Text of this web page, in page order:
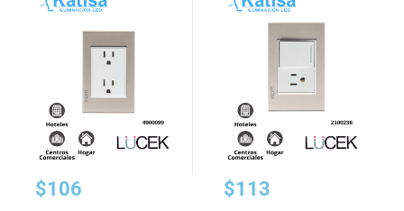
$106 $113